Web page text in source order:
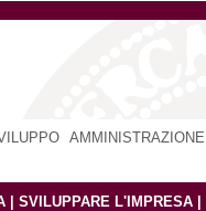
SVILUPPARE L'IMPRESA